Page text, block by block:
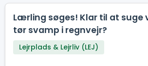
Lærling søges! Klar til at suge
tør svamp i regnvejr?
Lejrplads & Lejrliv (LEJ)